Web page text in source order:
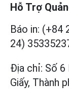
Hỗ Trợ
Báo in: (+84
24)
Địa chỉ: Số 6
Giấy, Thành